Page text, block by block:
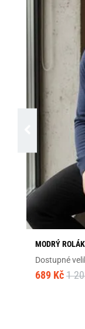
MODRÝ
Dostupné
689 Kč 1